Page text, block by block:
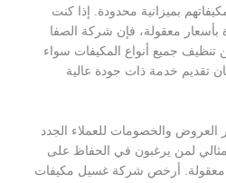
بميزانية محدودة. إذا كنت
معقولة، فإن شركة الصفا
جميع أنواع المكيفات سواء
تقديم خدمة ذات جودة عالية
العروض والخصومات للعملاء الجدد
لمن يرغبون في الحفاظ على
معقولة. أرخص شركة غسيل مكيفات